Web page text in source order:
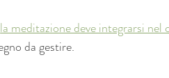
la meditazione deve integrarsi nel
da gestire.